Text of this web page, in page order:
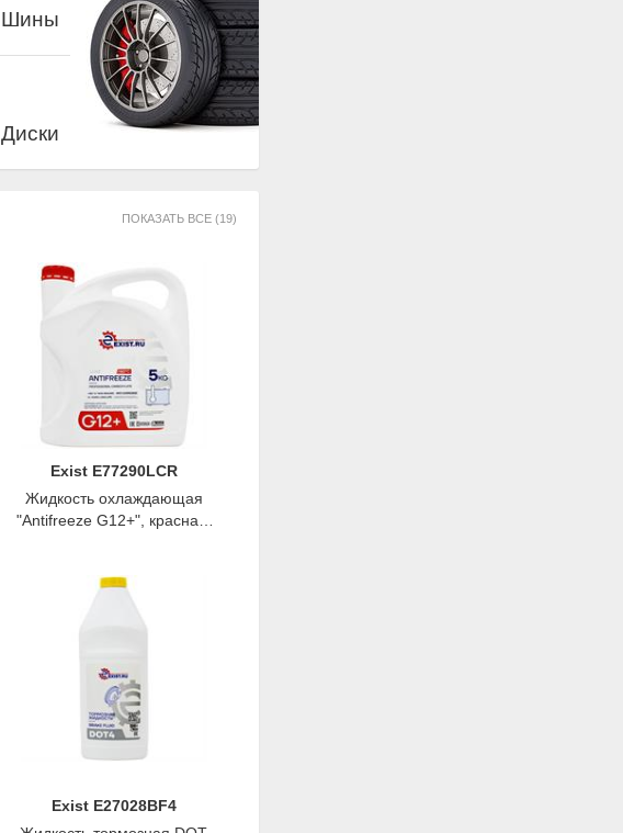
Шины
Диски
ПОКАЗАТЬ ВСЕ (19)
Exist E77290LCR
Жидкость охлаждающая
"Antifreeze G12+", красная,
Exist E27028BF4